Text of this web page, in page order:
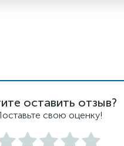
оставить отзыв?
свою оценку!